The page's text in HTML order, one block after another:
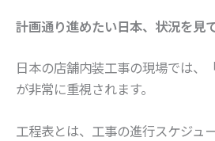
計画通り進めたい日本、状況を見
日本の店舗内装工事の現場では、
が非常に重視されます。
工程表とは、工事の進行スケジュ